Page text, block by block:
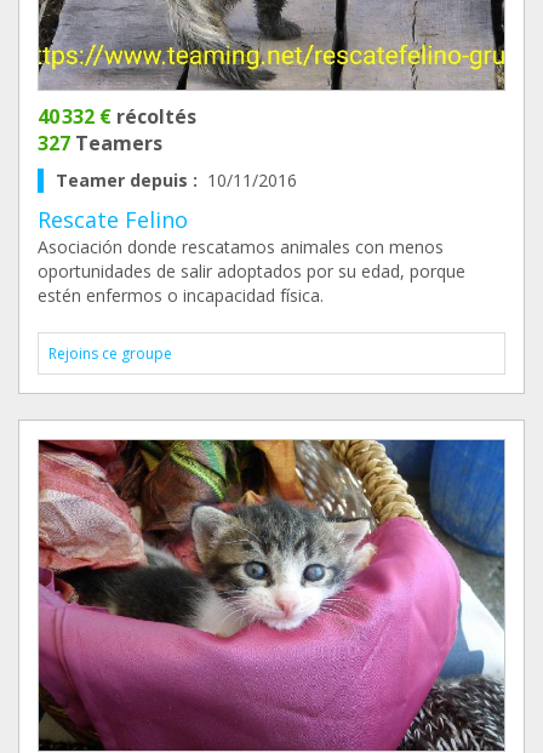
40 332 € récoltés
327 Teamers
Teamer depuis : 10/11/2016
Rescate Felino
Asociación donde rescatamos animales con menos
oportunidades de salir adoptados por su edad, porque
estén enfermos o incapacidad física.
Rejoins ce groupe